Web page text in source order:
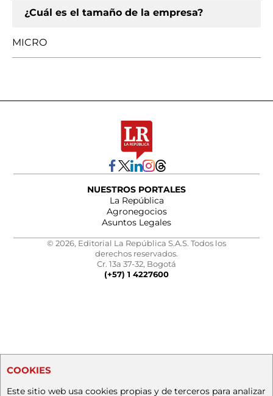
¿Cuál es el tamaño de la empresa?
MICRO
NUESTROS PORTALES
La República
Agronegocios
Asuntos Legales
© 2026, Editorial La República S.A.S. Todos los
derechos reservados.
Cr. 13a 37-32, Bogotá
(+57) 1 4227600
COOKIES
Este sitio web usa cookies propias y de terceros para analizar